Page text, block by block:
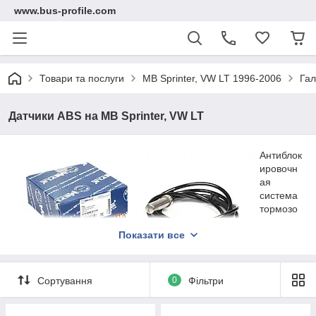
www.bus-profile.com
Товари та послуги MB Sprinter, VW LT 1996-2006
Датчики ABS на MB Sprinter, VW LT
Антиблок
ировочн
ая
система
тормозо
совреме
автомобилей. На сегодняшний день больше 80% всех
Показати все
Сортування 0 Фільтри